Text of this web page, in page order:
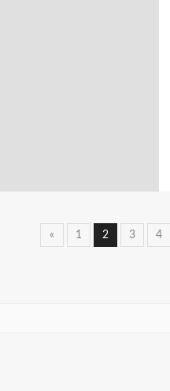
Ziņu
« 1 2 3 4